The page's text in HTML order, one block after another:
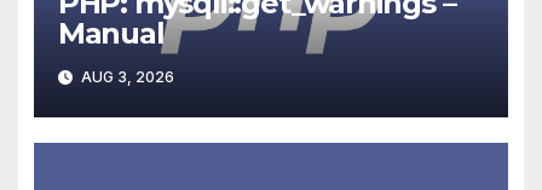
Manual
AUG 3, 2026